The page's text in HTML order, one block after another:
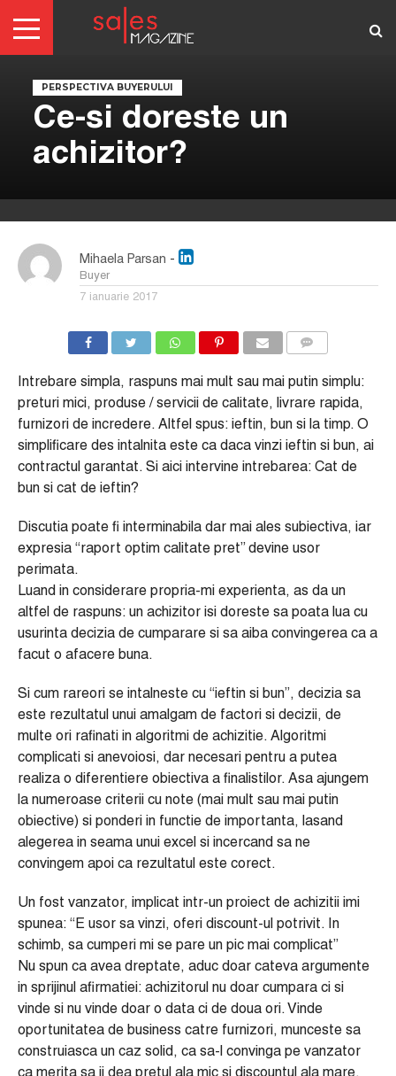
AUTENTIFICARE
REDACTORI
ABONAMENTE
ARTICOLE
GRATIS
ARTICOLE
SCRIE-
NE!
TERMENI
SI
PERSPECTIVA BUYERULUI
Ce-si doreste un
achizitor?
Mihaela Parsan -
Buyer
7 ianuarie 2017
Intrebare simpla, raspuns mai mult sau mai putin simplu:
preturi mici, produse / servicii de calitate, livrare rapida,
furnizori de incredere. Altfel spus: ieftin, bun si la timp. O
simplificare des intalnita este ca daca vinzi ieftin si bun, ai
contractul garantat. Si aici intervine intrebarea: Cat de
bun si cat de ieftin?
Discutia poate fi interminabila dar mai ales subiectiva, iar
expresia “raport optim calitate pret” devine usor
perimata.
Luand in considerare propria-mi experienta, as da un
altfel de raspuns: un achizitor isi doreste sa poata lua cu
usurinta decizia de cumparare si sa aiba convingerea ca a
facut o afacere buna.
Si cum rareori se intalneste cu “ieftin si bun”, decizia sa
este rezultatul unui amalgam de factori si decizii, de
multe ori rafinati in algoritmi de achizitie. Algoritmi
complicati si anevoiosi, dar necesari pentru a putea
realiza o diferentiere obiectiva a finalistilor. Asa ajungem
la numeroase criterii cu note (mai mult sau mai putin
obiective) si ponderi in functie de importanta, lasand
alegerea in seama unui excel si incercand sa ne
convingem apoi ca rezultatul este corect.
Un fost vanzator, implicat intr-un proiect de achizitii imi
spunea: “E usor sa vinzi, oferi discount-ul potrivit. In
schimb, sa cumperi mi se pare un pic mai complicat”
Nu spun ca avea dreptate, aduc doar cateva argumente
in sprijinul afirmatiei: achizitorul nu doar cumpara ci si
vinde si nu vinde doar o data ci de doua ori. Vinde
oportunitatea de business catre furnizori, munceste sa
construiasca un caz solid, ca sa-l convinga pe vanzator
ca merita sa ii dea pretul ala mic si discountul ala mare.